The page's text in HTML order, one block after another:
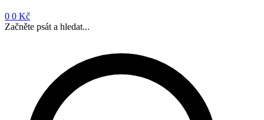
0 0 Kč
Začněte psát a hledat...